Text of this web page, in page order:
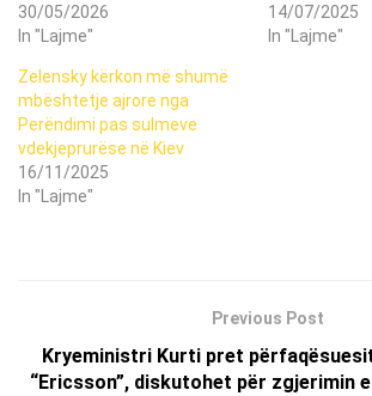
30/05/2026
In "Lajme"
14/07/2025
In "Lajme"
Zelensky kërkon më shumë
mbështetje ajrore nga
Perëndimi pas sulmeve
vdekjeprurëse në Kiev
16/11/2025
In "Lajme"
Previous Post
Kryeministri Kurti pret
“Ericsson”, diskutohet për zgjerimin